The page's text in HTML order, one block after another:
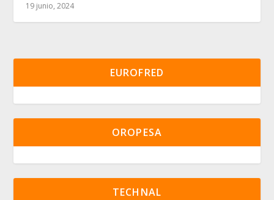
19 junio, 2024
EUROFRED
OROPESA
TECHNAL